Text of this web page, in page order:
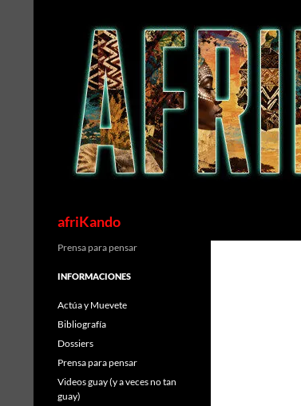
afriKando
Prensa para pensar
INFORMACIONES
Actúa y Muevete
Bibliografía
Dossiers
Prensa para pensar
Videos guay (y a veces no tan
guay)